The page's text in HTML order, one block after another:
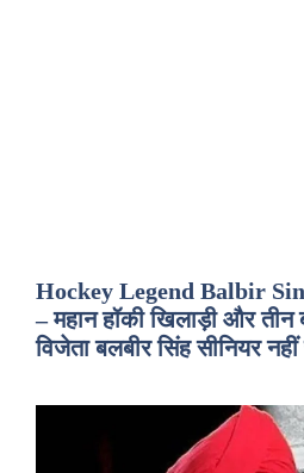
Hockey Legend Balbir
– महान हॉकी खिलाड़ी और
विजेता बलबीर सिंह सीनियर नहीं